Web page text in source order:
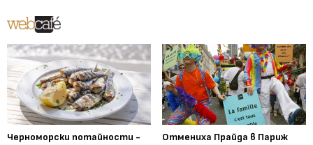
Черноморски потайности -
Отмениха Прайда в Париж